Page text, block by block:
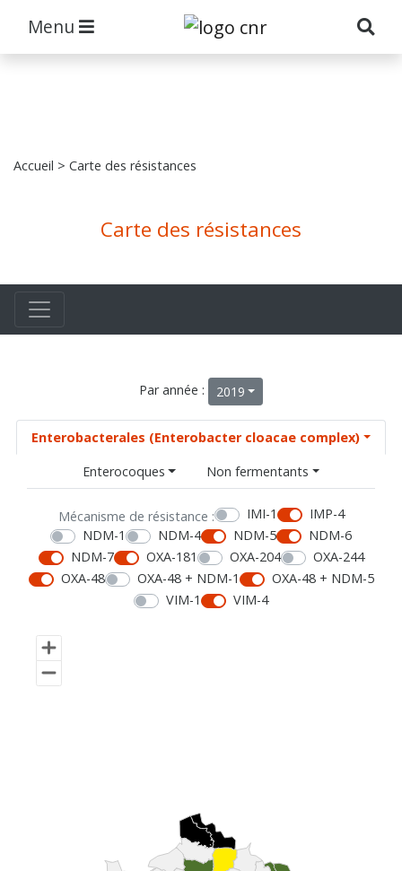
Menu
Accueil > Carte des résistances
Carte des résistances
Par année : 2019
Enterobacterales (Enterobacter cloacae complex)
Enterocoques
Non fermentants
Mécanisme de résistance : IMI-1
IMP-4
NDM-1
NDM-4 NDM-5
NDM-6
NDM-7
OXA-181 OXA-204
OXA-244
OXA-48
OXA-48 + NDM-1
OXA-48 + NDM-5
VIM-1
VIM-4